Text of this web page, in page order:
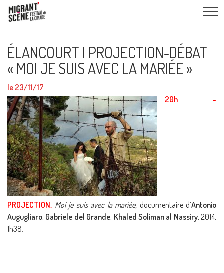
ÉLANCOURT I PROJECTION-DÉBAT
« MOI JE SUIS AVEC LA MARIÉE »
le 23/11/17
20h –
PROJECTION. Moi je suis avec la mariée, documentaire d’Antonio
Augugliaro, Gabriele del Grande, Khaled Soliman al Nassiry, 2014,
1h38.